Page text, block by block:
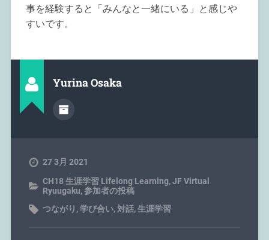
事を経験すると「みんなと一緒にいる」と感じや
すいです。
Yurina Osaka
27 3月 2021
CH18 生涯学習 Lifelong Learning,JF Virtual
Ryuugaku,参加者の投稿
つながり ,学び合い, 対話,生涯学習